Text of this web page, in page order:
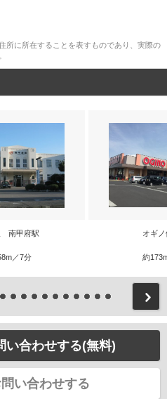
所に所在することを表すものであり、実際の
南甲府駅
／7分
オギ
約
い合わせする(無料)
い合わせする